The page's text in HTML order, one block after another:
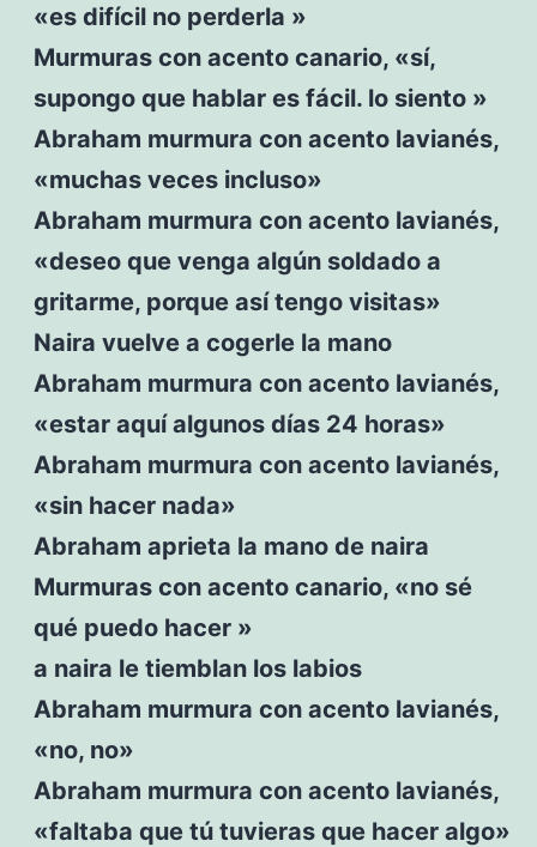
«es difícil no perderla »
Murmuras con acento canario, «sí,
supongo que hablar es fácil. lo siento »
Abraham murmura con acento lavianés,
«muchas veces incluso»
Abraham murmura con acento lavianés,
«deseo que venga algún soldado a
gritarme, porque así tengo visitas»
Naira vuelve a cogerle la mano
Abraham murmura con acento lavianés,
«estar aquí algunos días 24 horas»
Abraham murmura con acento lavianés,
«sin hacer nada»
Abraham aprieta la mano de naira
Murmuras con acento canario, «no sé
qué puedo hacer »
a naira le tiemblan los labios
Abraham murmura con acento lavianés,
«no, no»
Abraham murmura con acento lavianés,
«faltaba que tú tuvieras que hacer algo»